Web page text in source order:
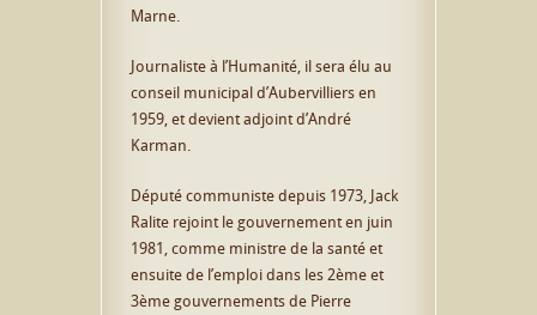
Marne.
Journaliste à l’Humanité, il sera élu au
conseil municipal d’Aubervilliers en
1959, et devient adjoint d’André
Karman.
Député communiste depuis 1973, Jack
Ralite rejoint le gouvernement en juin
1981, comme ministre de la santé et
ensuite de l’emploi dans les 2ème et
3ème gouvernements de Pierre